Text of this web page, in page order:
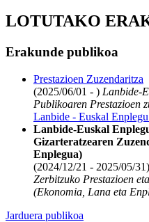
LOTUTAKO
Erakunde publikoa
Prestazioen Zuzendaritza
(2025/06/01 - ) Lanbide-
Publikoaren Prestazioen
Lanbide - Euskal
Lanbide-Euskal
Gizarteratzearen
Enplegua)
(2024/12/21 - 2025/05/31)
Zerbitzuko Prestazioen
(Ekonomia, Lana eta
Jarduera publikoa